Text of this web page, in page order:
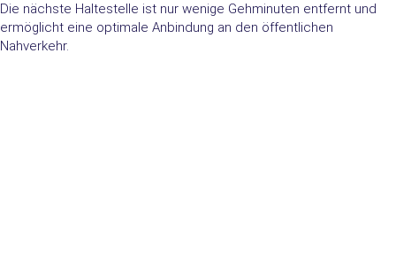
Die nächste Haltestelle ist nur wenige Gehminuten entfernt und
ermöglicht eine optimale Anbindung an den öffentlichen
Nahverkehr.